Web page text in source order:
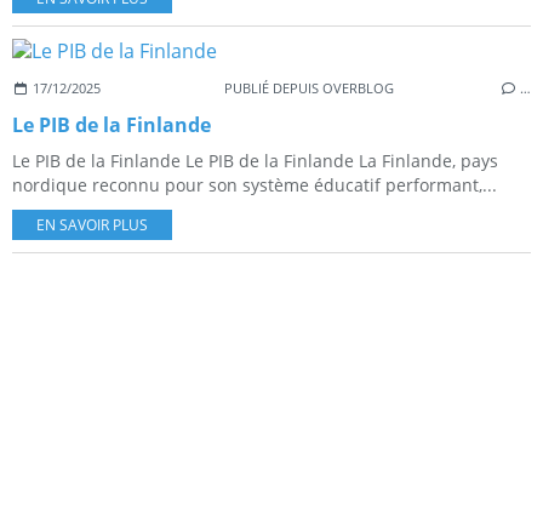
17/12/2025 PUBLIÉ DEPUIS OVERBLOG …
Le PIB de la Finlande
Le PIB de la Finlande Le PIB de la Finlande La Finlande, pays
nordique reconnu pour son système éducatif performant,...
EN SAVOIR PLUS